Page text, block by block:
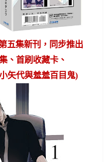
五集新刊，同步推出
、首刷收藏卡、
矢代與羞羞百目鬼)